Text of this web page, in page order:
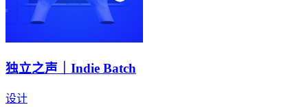
独立之声｜Indie Batch
设计